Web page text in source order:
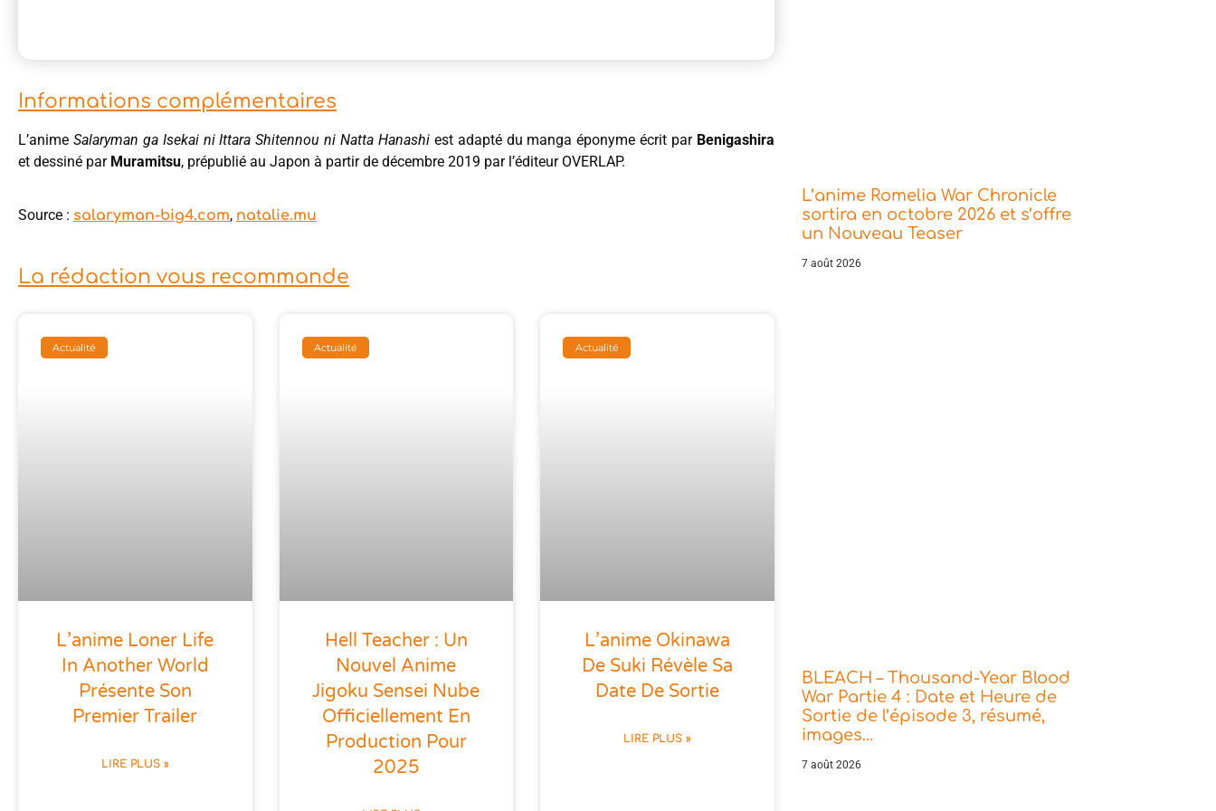
Informations complémentaires
L’anime Salaryman ga Isekai ni Ittara Shitennou ni Natta Hanashiest adapté du manga éponyme écrit par Benigashira
et dessiné par Muramitsu, prépublié au Japon à partir de décembre 2019 par l’éditeur OVERLAP.
Source : salaryman-big4.com, natalie.mu
La rédaction vous recommande
Actualité
L’anime Loner Life
In Another World
Présente Son
Premier Trailer
LIRE PLUS »
Actualité
Hell Teacher : Un
Nouvel Anime
Jigoku Sensei Nube
Officiellement En
Production Pour
2025
Actualité
L’anime Okinawa
De Suki Révèle Sa
Date De Sortie
LIRE PLUS »
L’anime Romelia War Chronicle
sortira en octobre 2026 et s’offre
un Nouveau Teaser
7 août 2026
BLEACH – Thousand-Year Blood
War Partie 4 : Date et Heure de
Sortie de l’épisode 3, résumé,
images…
7 août 2026